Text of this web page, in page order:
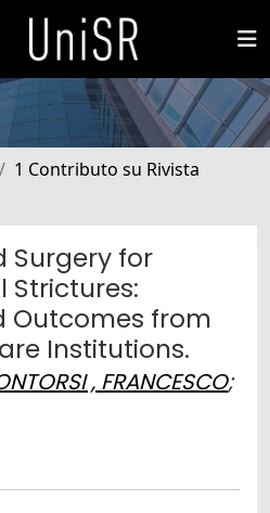
1 Contributo su Rivista
Surgery for
Strictures:
Outcomes from
Institutions.
, FRANCESCO;